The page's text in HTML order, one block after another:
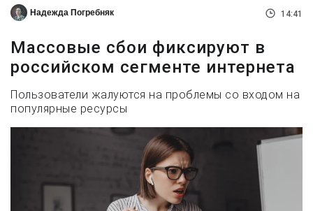
Надежда Погребняк 14:41
Массовые сбои фиксируют в
российском сегменте интернета
Пользователи жалуются на проблемы со входом на
популярные ресурсы